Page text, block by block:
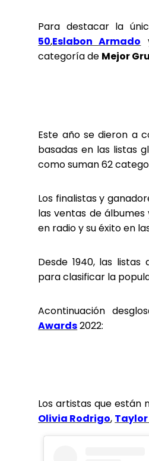
Para destacar la
50,Eslabon Armado
categoría de Mejor
Este año se dieron a
basadas en las listas
como suman 62
Los finalistas y
las ventas de álbumes
en radio y su éxito en
Desde 1940, las listas
para clasificar la
Acontinuación
Awards2022:
Los artistas que están
Olivia Rodrigo,